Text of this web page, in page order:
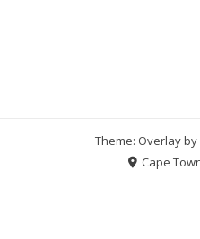
Theme: Overlay by
Cape